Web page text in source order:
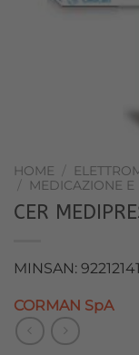
HOME /
/
MEDICAZIONE E
CER
MINSAN:
CORMAN SpA